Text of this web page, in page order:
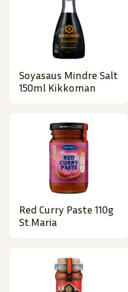
Soyasaus Mindre Salt
150ml Kikkoman
Red Curry Paste 110g
St.Maria